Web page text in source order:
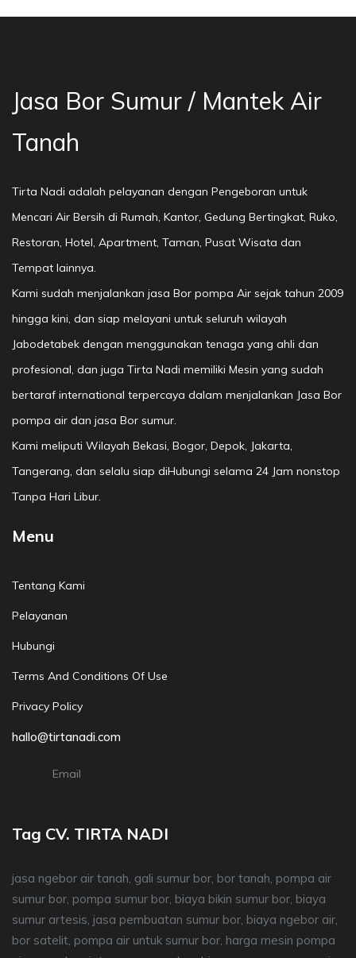
Jasa Bor Sumur / Mantek Air
Tanah
Tirta Nadi adalah pelayanan dengan Pengeboran untuk
Mencari Air Bersih di Rumah, Kantor, Gedung Bertingkat, Ruko,
Restoran, Hotel, Apartment, Taman, Pusat Wisata dan
Tempat lainnya.
Kami sudah menjalankan jasa Bor pompa Air sejak tahun 2009
hingga kini, dan siap melayani untuk seluruh wilayah
Jabodetabek dengan menggunakan tenaga yang ahli dan
profesional, dan juga Tirta Nadi memiliki Mesin yang sudah
bertaraf international terpercaya dalam menjalankan Jasa Bor
pompa air dan jasa Bor sumur.
Kami meliputi Wilayah Bekasi, Bogor, Depok, Jakarta,
Tangerang, dan selalu siap diHubungi selama 24 Jam nonstop
Tanpa Hari Libur.
Menu
Tentang Kami
Pelayanan
Hubungi
Terms And Conditions Of Use
Privacy Policy
hallo@tirtanadi.com
Email
Tag CV. TIRTA NADI
jasa ngebor air tanah, gali sumur bor, bor tanah, pompa air
sumur bor, pompa sumur bor, biaya bikin sumur bor, biaya
sumur artesis, jasa pembuatan sumur bor, biaya ngebor air,
bor satelit, pompa air untuk sumur bor, harga mesin pompa